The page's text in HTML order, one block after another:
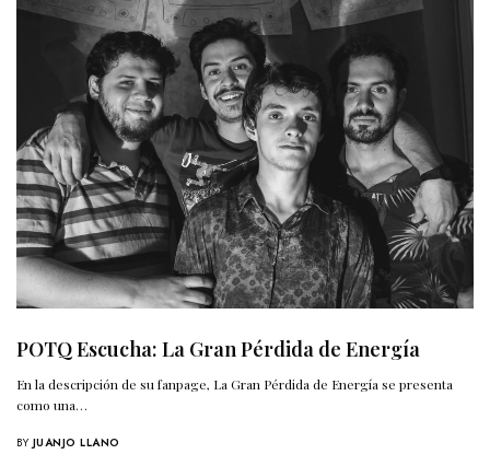
POTQ Escucha: La Gran Pérdida de Energía
En la descripción de su fanpage, La Gran Pérdida de Energía se presenta
como una…
BY JUANJO LLANO